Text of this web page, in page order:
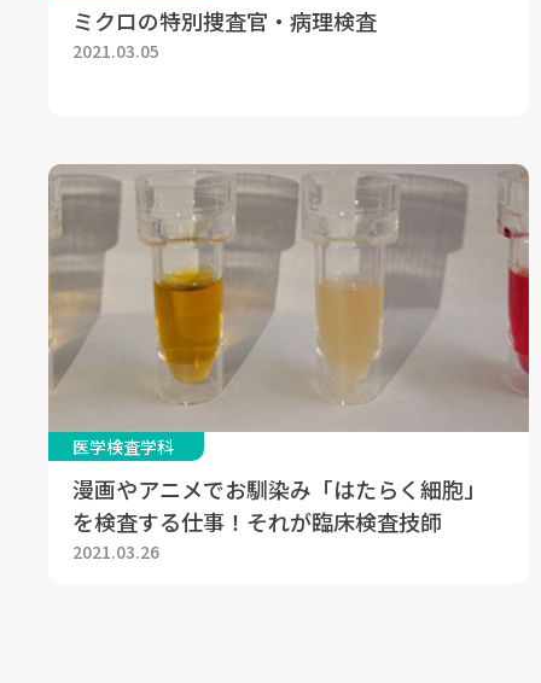
ミクロの特別捜査官・病理検査
2021.03.05
医学検査学科
漫画やアニメでお馴染み「はたらく細胞」
を検査する仕事！それが臨床検査技師
2021.03.26